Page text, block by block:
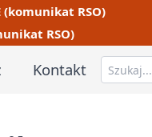
(komunikat RSO)
RSO)
Kontakt